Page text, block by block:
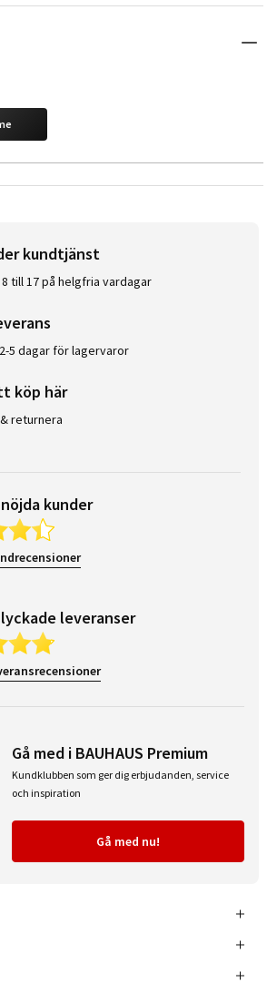
rating
kundtjänst
till 17 på helgfria vardagar
5 dagar för lagervaror
köp här
returnera
kunder
lyckade leveranser
Gå med i BAUHAUS Premium
Kundklubben som ger dig erbjudanden, service
och inspiration
Gå med nu!